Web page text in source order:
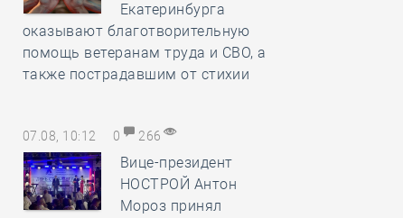
Екатеринбурга
оказывают благотворительную
помощь ветеранам труда и СВО, а
также пострадавшим от стихии
07.08, 10:12 0 266
Вице-президент
НОСТРОЙ Антон
Мороз принял